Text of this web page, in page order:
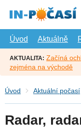
hlavní
Úvod
Aktuálně
AKTUALITA: Začíná
zejména na východě
Úvod Aktuální počasí
Radar,